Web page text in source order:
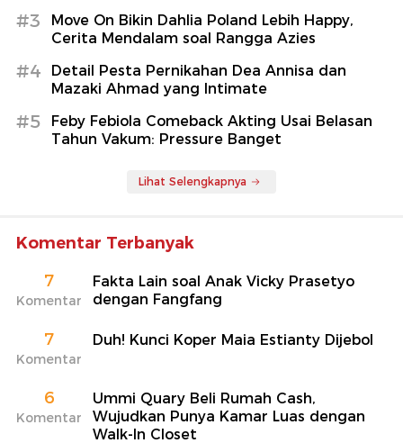
#3
Move On Bikin Dahlia Poland Lebih Happy,
Cerita Mendalam soal Rangga Azies
#4
Detail Pesta Pernikahan Dea Annisa dan
Mazaki Ahmad yang Intimate
#5
Feby Febiola Comeback Akting Usai Belasan
Tahun Vakum: Pressure Banget
Lihat Selengkapnya
Komentar Terbanyak
7
Komentar
Fakta Lain soal Anak Vicky Prasetyo
dengan Fangfang
7
Komentar
Duh! Kunci Koper Maia Estianty Dijebol
6
Komentar
Ummi Quary Beli Rumah Cash,
Wujudkan Punya Kamar Luas dengan
Walk-In Closet